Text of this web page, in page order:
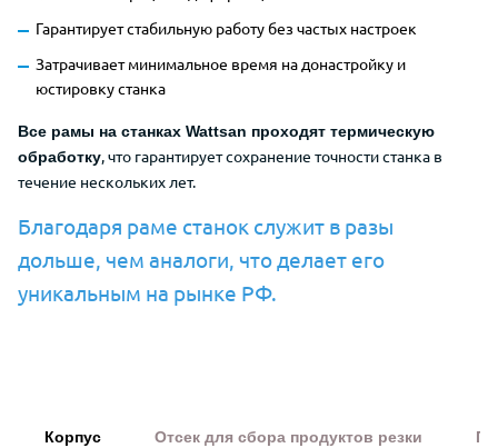
Гарантирует стабильную работу без частых настроек
Затрачивает минимальное время на донастройку и
юстировку станка
Все рамы на станках Wattsan проходят термическую
обработку, что гарантирует сохранение точности станка в
течение нескольких лет.
Благодаря раме станок служит в разы
дольше, чем аналоги, что делает его
уникальным на рынке РФ.
Корпус Отсек для сбора продуктов резки